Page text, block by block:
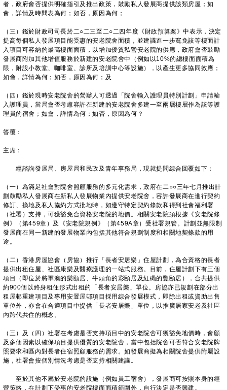
者，政府會否提供明確指引及推出政策，鼓勵私人發展商提供該類房屋；如
會，詳情及時間表為何；如否，原因為何；
（三）鑑於財政司司長於二○二三至二○二四年度《財政預算案》中表示，決定
提高每個私人發展項目能受惠的安老院舍面積，並建議進一步寬免該等樓面計
入項目可容納的最高樓面面積，以增加優質私營安老院的供應，政府會否鼓勵
發展商附加其他增值服務於新建的安老院舍中（例如以10%的總樓面面積為
限，附設小教堂、咖啡室、診所及培訓中心等設施），以產生更多協同效應；
如會，詳情為何；如否，原因為何；及
（四）鑑於現時安老院舍的營辦人可透過「院舍輸入護理員特別計劃」申請輸
入護理員，當局會否考慮容許在新建的安老院舍多建一至兩層樓層作為該等護
理員的宿舍；如會，詳情為何；如否，原因為何？
答覆：
主席：
經諮詢發展局、房屋局和民政及青年事務局，現就提問綜合回覆如下：
（一）為滿足社會對院舍照顧服務的多元化需求，政府在二○○三年七月推出計
劃鼓勵私人發展商在新私人發展物業內提供安老院舍，容許發展商在進行契約
修訂、換地及私人協約方式批地時，如遵守特定契約條款和得到社會福利署
（社署）支持，可獲豁免合資格安老院的地價。相關安老院須根據《安老院條
例》（第459章）及《安老院規例》（第459A章）受社署規管。計劃並無限制
發展商在同一新建的發展物業內包括其他符合規劃制度和相關地契條款的用
途。
（二）香港房屋協會（房協）推行「長者安居樂」住屋計劃，為合資格的長者
提供出租住屋、社區康樂及醫療護理的一站式服務。目前，住屋計劃下有三個
項目（即位於將軍澳的樂頤居、牛頭角的彩頤居及紅磡的豐頤居），合共提供
約900個以終身租住形式出租的「長者安居樂」單位。房協亦已規劃在部分出
租屋邨重建項目及專用安置屋邨項目採用綜合發展模式，即除出租或資助出售
單位外，亦會在合適項目中提供「長者安居樂」單位，以推廣居家安老及社區
內跨代共住的概念。
（三）及（四）社署在考慮是否支持項目中的安老院舍可獲豁免地價時，會顧
及多個因素以確保項目提供優質的安老院舍，當中包括院舍可否符合安老院牌
照要求和區內對長者住宿照顧服務的需求。如發展商擬為相關院舍提供附屬設
施，社署會按個別情況考慮是否支持相關建議。
至於其他不屬於安老院的設施（例如員工宿舍），發展商可按照本身的經
營策略，在計劃下受惠的安老院樓面面積範圍外，自行決定是否興建。